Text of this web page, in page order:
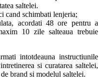
saltelei.
cand schimbati lenjeria;
acordati 48 ore pentru a
10 zile salteaua trebuie
intotdeauna instructiunile
si curatarea saltelei,
brand si modelul saltelei.